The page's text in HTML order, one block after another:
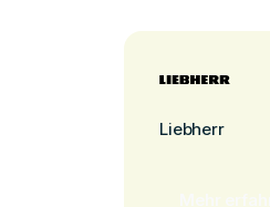
Liebherr